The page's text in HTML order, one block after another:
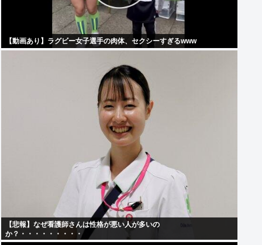
【動画あり】ラグビー女子選手の肉体、セクシーすぎるwww
【悲報】なぜ看護師さんは性格が悪い人が多いの
か？・・・・・・・・・